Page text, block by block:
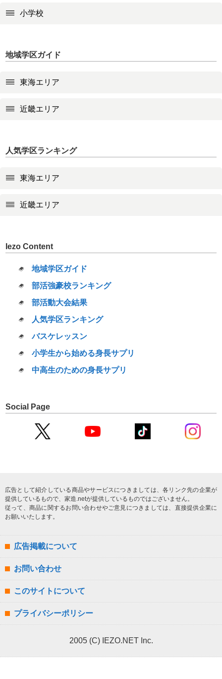
小学校
地域学区ガイド
東海エリア
近畿エリア
人気学区ランキング
東海エリア
近畿エリア
Iezo Content
地域学区ガイド
部活強豪校ランキング
部活動大会結果
人気学区ランキング
バスケレッスン
小学生から始める身長サプリ
中高生のための身長サプリ
Social Page
広告として紹介している商品やサービスにつきましては、各リンク先の企業が
提供しているもので、家造.netが提供しているものではございません。
従って、商品に関するお問い合わせやご意見につきましては、直接提供企業に
お願いいたします。
広告掲載について
お問い合わせ
このサイトについて
プライバシーポリシー
2005 (C) IEZO.NET Inc.